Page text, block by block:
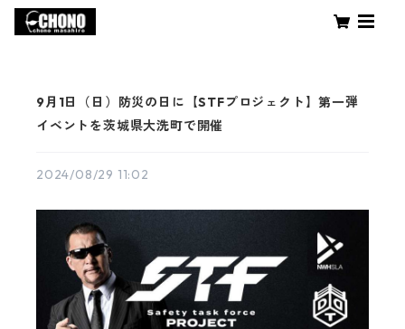
9月1日（日）防災の日に【STFプロジェクト】第一弾
イベントを茨城県大洗町で開催
2024/08/29 11:02